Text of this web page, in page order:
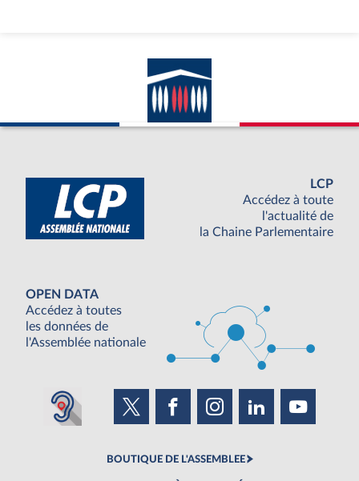
LCP
Accédez à toute
l'actualité de
la Chaine Parlementaire
OPEN DATA
Accédez à toutes
les données de
l'Assemblée nationale
BOUTIQUE DE L'ASSEMBLEE